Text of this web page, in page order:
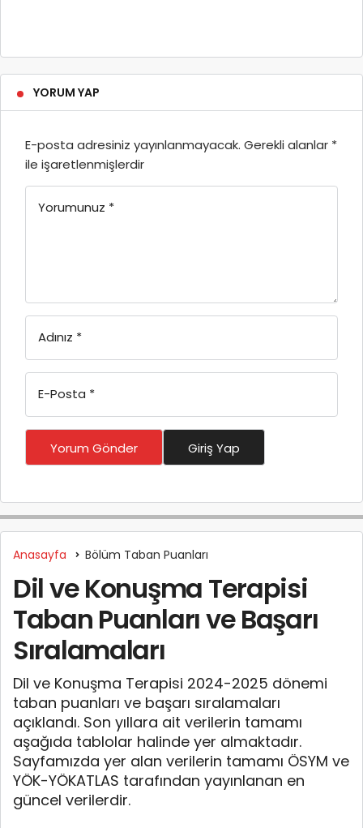
YORUM YAP
E-posta adresiniz yayınlanmayacak. Gerekli alanlar *
ile işaretlenmişlerdir
Yorumunuz *
Adınız *
E-Posta *
Yorum Gönder Giriş Yap
Anasayfa Bölüm Taban Puanları
Dil ve Konuşma Terapisi
Taban Puanları ve Başarı
Sıralamaları
Dil ve Konuşma Terapisi 2024-2025 dönemi
taban puanları ve başarı sıralamaları
açıklandı. Son yıllara ait verilerin tamamı
aşağıda tablolar halinde yer almaktadır.
Sayfamızda yer alan verilerin tamamı ÖSYM ve
YÖK-YÖKATLAS tarafından yayınlanan en
güncel verilerdir.